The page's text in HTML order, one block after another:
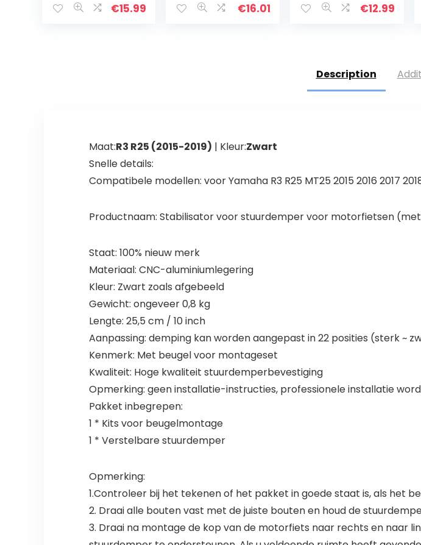
EXC EXCF SX SXF
€15.99
€16.01
vork 14 mm voor
€12.99
Description
Maat:R3 R25 (2015-2019) | Kleur:Zwart
Snelle details:
Compatibele modellen: voor Yamaha R3 R25 MT25 2015 2016 2017
Productnaam: Stabilisator voor stuurdemper voor motorfietsen
Staat: 100% nieuw merk
Materiaal: CNC-aluminiumlegering
Kleur: Zwart zoals afgebeeld
Gewicht: ongeveer 0,8 kg
Lengte: 25,5 cm / 10 inch
Aanpassing: demping kan worden aangepast in 22 posities (sterk ~
Kenmerk: Met beugel voor montageset
Kwaliteit: Hoge kwaliteit stuurdemperbevestiging
Opmerking: geen installatie-instructies, professionele installatie
Pakket inbegrepen:
1 * Kits voor beugelmontage
1 * Verstelbare stuurdemper
Opmerking:
1.Controleer bij het tekenen of het pakket in goede staat is, als het
2. Draai alle bouten vast met de juiste bouten en houd de
3. Draai na montage de kop van de motorfiets naar rechts en naar